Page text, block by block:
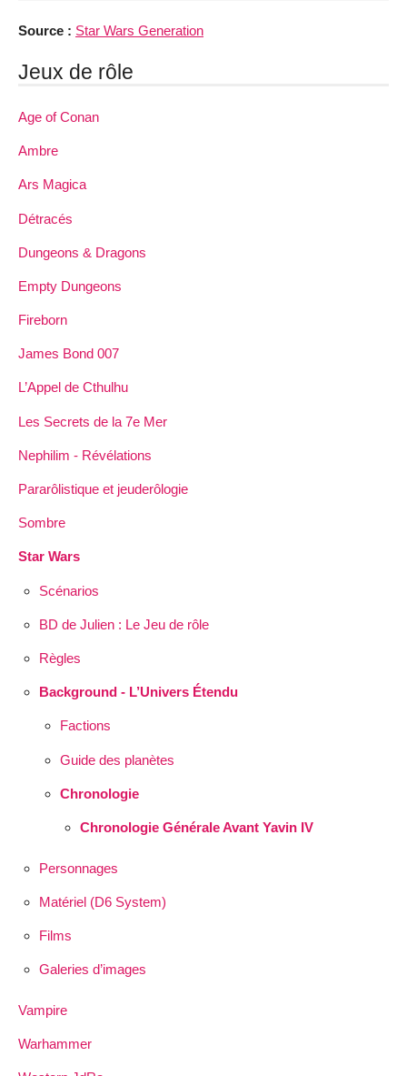
Source : Star Wars Generation
Jeux de rôle
Age of Conan
Ambre
Ars Magica
Détracés
Dungeons & Dragons
Empty Dungeons
Fireborn
James Bond 007
L’Appel de Cthulhu
Les Secrets de la 7e Mer
Nephilim - Révélations
Pararôlistique et jeuderôlogie
Sombre
Star Wars
Scénarios
BD de Julien : Le Jeu de rôle
Règles
Background - L’Univers Étendu
Factions
Guide des planètes
Chronologie
Chronologie Générale Avant Yavin IV
Personnages
Matériel (D6 System)
Films
Galeries d’images
Vampire
Warhammer